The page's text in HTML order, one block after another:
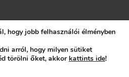
|NAIH engedély| Etikai Kódex
Theme Fusion| Sablon:Avada
hogy jobb felhasználói élményben
arról, hogy milyen sütiket
törölni őket, akkor kattints ide!